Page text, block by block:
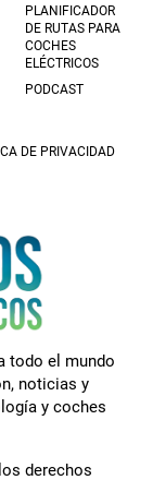
PLANIFICADOR
DE RUTAS PARA
COCHES
ELÉCTRICOS
PODCAST
DE PRIVACIDAD
todo el mundo
noticias y
y coches
derechos